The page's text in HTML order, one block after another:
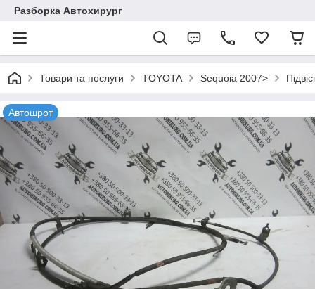
Разборка Автохирург
Товари та послуги TOYOTA Sequoia 2007>
Автошрот